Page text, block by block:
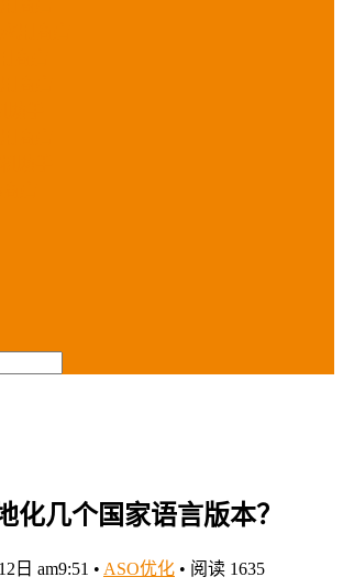
化几个国家语言版本？
日 am9:51 • ASO优化 • 阅读 1635